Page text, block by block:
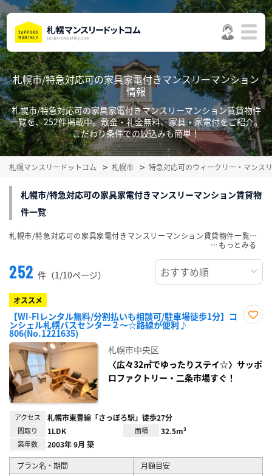
札幌市/特急対応可の家具家電付きマンスリーマンション
情報
札幌市/特急対応可の家具家電付きマンスリーマンション賃貸物件
一覧を、252件掲載中。敷金・礼金無料、家具・家電付をご紹介。
こだわり条件での絞込みも簡単！
札幌マンスリードットコム 札幌市 特急対応可のウィークリー・マンス
札幌市/特急対応可の家具家電付きマンスリーマンション賃貸物
件一覧
252 件（1/10ページ）
オススメ
【WI-FIレンタル無料/分割払いも相談可/駐車場徒歩1分】コ
ンシェル札幌バスセンター２～☆路線が便利♪
806(No.1221635)
札幌市中央区
〈広々32㎡でゆったりステイ☆〉サッポ
ロファクトリー・二条市場すぐ！
アクセス 札幌市東豊線「さっぽろ駅」徒歩27分
間取り 1LDK 面積 32.5m²
築年数 2003年 9月 築
プラン名・期間
月額目安
札幌市/特急対応可の家具家電付きマンスリーマンション賃貸物件一覧を、252件掲載中。敷金・礼金無料、家具・家電付をご紹介。こだわり条件での絞込みも簡単！
…